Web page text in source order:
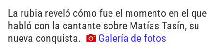
La rubia reveló cómo fue el momento en el que
habló con la cantante sobre Matías Tasín, su
nueva conquista.
Galería de fotos